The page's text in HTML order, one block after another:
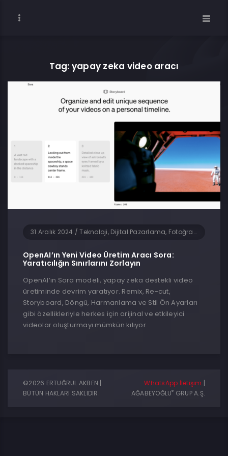
Tag: yapay zeka video aracı
31 Aralık 2024 /Teknoloji, Dijital Pazarlama, Fotoğrafçılık, Yapay Zeka, Yazılım
OpenAI’ın Yeni Video Üretim Aracı Sora:
Yaratıcılığın Sınırlarını Zorlayın
OpenAI’ın Sora modeli, yapay zeka destekli video
üretiminde devrim yaratıyor. Remix, Re-cut,
Storyboard, Döngü, Harmanlama ve Stil Ön Ayarları
gibi özellikleriyle herkes için orijinal ve etkileyici
videolar oluşturmayı mümkün kılıyor.
©2026 ERTUĞRUL AKBEN |
BÜTÜN HAKLARI SAKLIDIR.
WhatsApp İletişim |
AĞABEYOĞLU® GRUP A.Ş.